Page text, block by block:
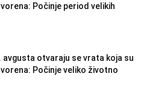
Počinje period velikih
avgusta otvaraju se vrata koja su
Počinje veliko životno